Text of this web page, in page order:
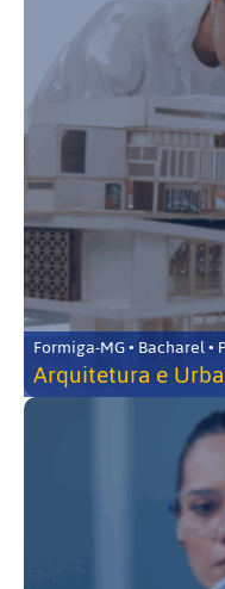
Formiga-MG • Bacharel •
Arquitetura e